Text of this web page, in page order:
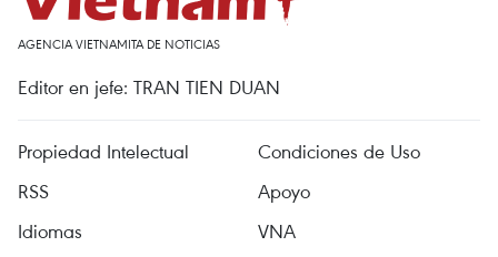
AGENCIA VIETNAMITA DE NOTICIAS
Editor en jefe: TRAN TIEN DUAN
Propiedad Intelectual
Condiciones de Uso
RSS
Apoyo
Idiomas
VNA